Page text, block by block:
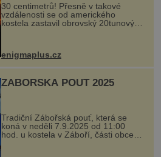
30 centimetrů! Přesně v takové
vzdálenosti se od amerického
kostela zastavil obrovský 20tunový
...
enigmaplus.cz
ZÁBOŘSKÁ POUŤ 2025
Tradiční Zábořská pouť, která se
koná v neděli 7.9.2025 od 11:00
hod. u kostela v Záboří, části obce
Kly u Mělníka. V programu naleznete
komentovanou prohlídku kostela,